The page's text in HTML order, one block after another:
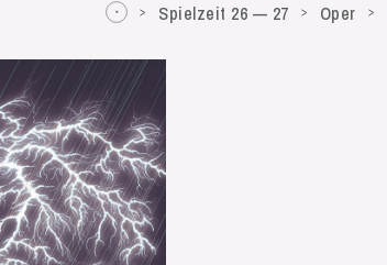
Spielzeit 26 — 27 Oper